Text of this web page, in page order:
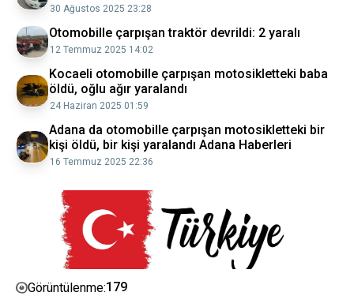
30 Ağustos 2025 23:28
Otomobille çarpışan traktör devrildi: 2 yaralı
12 Temmuz 2025 14:02
Kocaeli otomobille çarpışan motosikletteki baba
öldü, oğlu ağır yaralandı
24 Haziran 2025 01:59
Adana da otomobille çarpışan motosikletteki bir
kişi öldü, bir kişi yaralandı Adana Haberleri
16 Temmuz 2025 22:36
Görüntülenme:179